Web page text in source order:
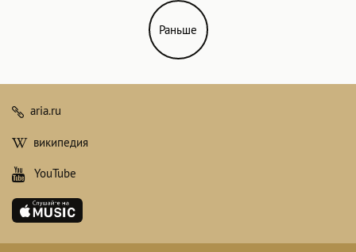
Раньше
aria.ru
википедия
YouTube